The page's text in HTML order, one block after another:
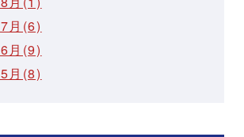
月(6)
月(9)
月(8)